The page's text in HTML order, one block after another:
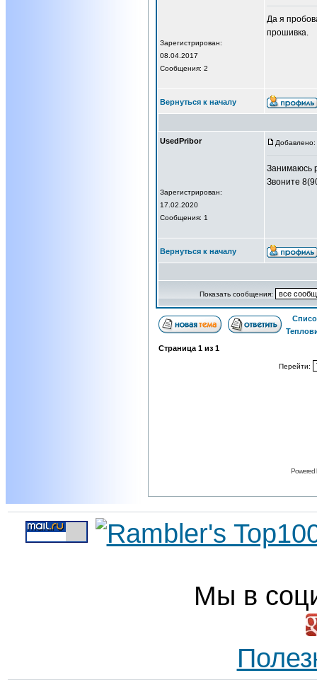
Зарегистрирован:
08.04.2017
Сообщения: 2
Да я
прошивка.
Вернуться к началу
UsedPribor
Зарегистрирован:
17.02.2020
Сообщения: 1
Занимаюсь
Звоните
Вернуться к началу
Показать сообщения:
Страница 1 из 1
Перейти:
Powered
Мы в